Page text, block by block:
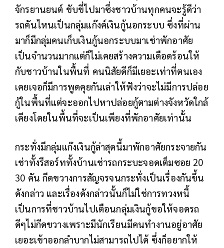
จักรยานยนต์ ขับขี่ไปมาซึ่งชาวบ้านทุกคนจะรู้ดีว่า
รถคันไหนเป็นกลุ่มแก๊งค์เงินกู้นอกระบบ ซึ่งที่ผ่าน
มาก็มีกลุ่มคนเก็บเงินกู้นอกระบบมาเช่าพักอาศัย
เป็นจำนวนมากแต่ก็ไม่เคยสร้างความเดือดร้อนให้
กับชาวบ้านในพื้นที่ คนนิสัยดีก็มีเยอะเท่าที่ตนเอง
เคยเจอก็มีการพูดคุยกันเล่าให้ฟังว่าจะไม่มีการปล่อย
กู้ในพื้นที่แต่จะออกไปหาปล่อยกู้ตามต่างจังหวัดใกล้
เคียงโดยในพื้นที่จะเป็นเพียงที่พักอาศัยเท่านั้น
กระทั่งมีกลุ่มแก๊งเงินกู้ล่าสุดนี้มาพักอาศัยกระจายกัน
เช่าทั้งรีสอร์ททั้งบ้านเช่ารถกระบะจอดเต็มซอย 20
30 คัน กีดขวางการสัญจรจนกระทั่งเป็นเรื่องกันขึ้น
ดังกล่าว และเรื่องดังกล่าวนั้นก็ไม่ใช่การทวงหนี้
เป็นการที่ชาวบ้านไปเตือนกลุ่มเงินกู้ขอให้จอดรถ
ดีๆไม่กีดขวางเพราะมีนักเรียนมีคนทำงานอยู่อาศัย
เยอะเข้าออกลำบากไม่สามารถไปได้ ซึ่งก็อยากให้